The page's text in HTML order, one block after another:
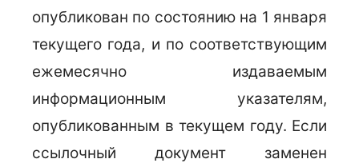
опубликован по состоянию на 1 января
текущего года, и по соответствующим
ежемесячно издаваемым
информационным указателям,
опубликованным в текущем году. Если
ссылочный документ заменен